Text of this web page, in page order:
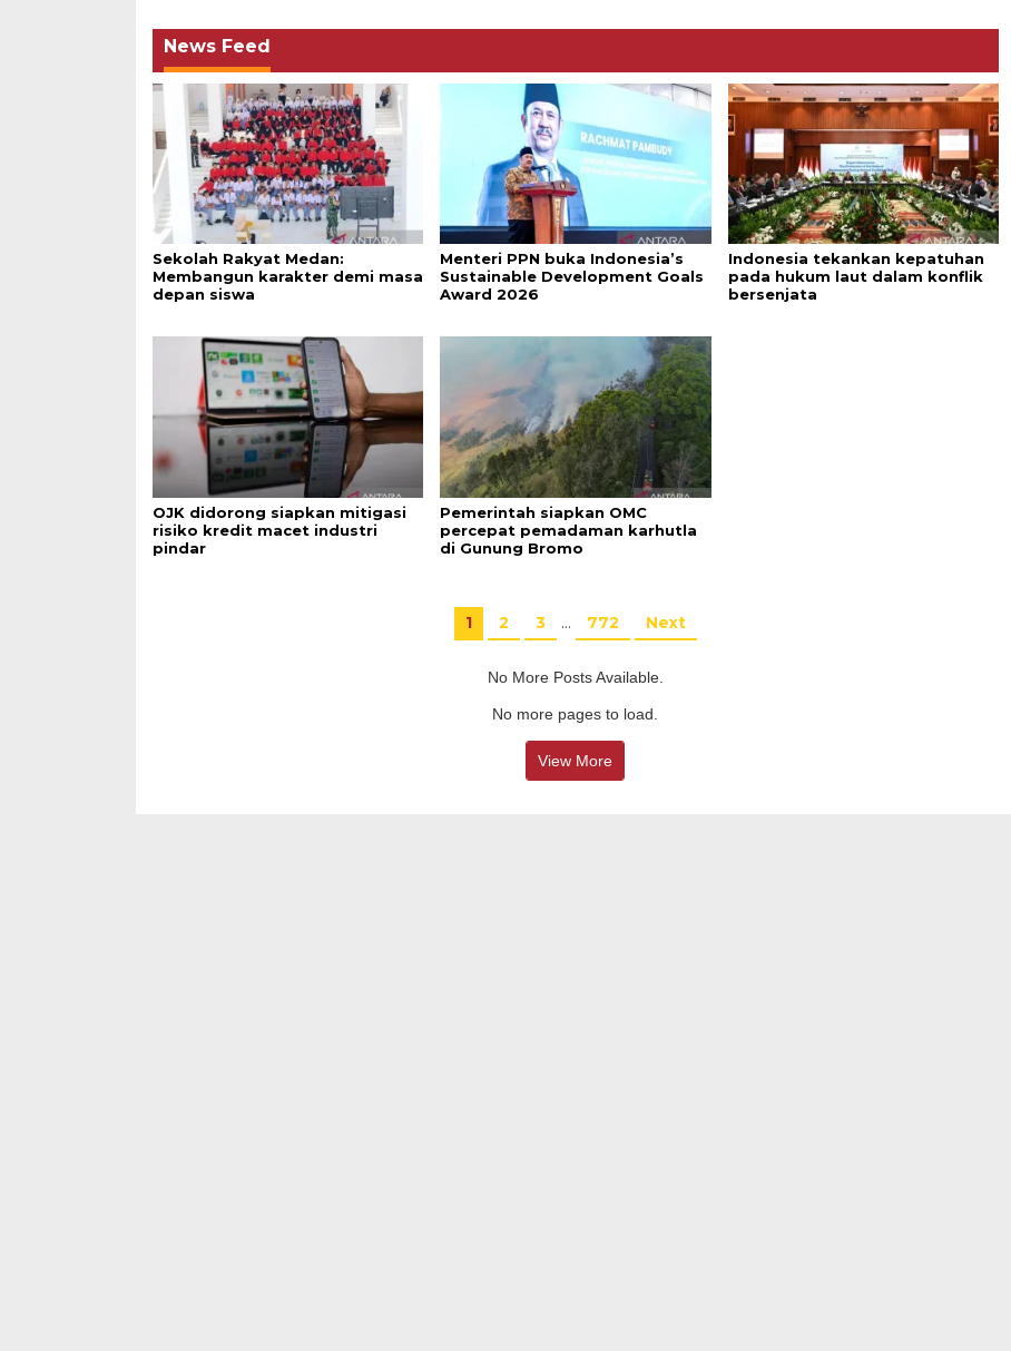
News Feed
Sekolah Rakyat Medan:
Membangun karakter demi masa
depan siswa
Menteri PPN buka Indonesia’s
Sustainable Development Goals
Award 2026
Indonesia tekankan kepatuhan
pada hukum laut dalam konflik
bersenjata
OJK didorong siapkan mitigasi
risiko kredit macet industri
pindar
Pemerintah siapkan OMC
percepat pemadaman karhutla
di Gunung Bromo
1 2 3 … 772 Next
No More Posts Available.
No more pages to load.
View More